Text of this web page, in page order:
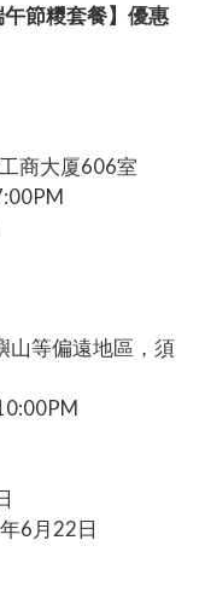
節糭套餐】優惠
商大厦606室
山等偏遠地區，須
6月22日